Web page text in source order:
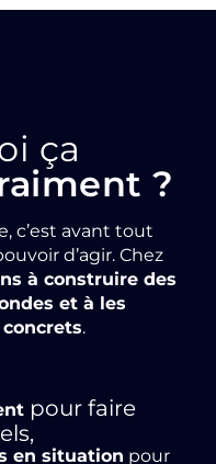
ça
?
c’est avant tout
d’agir. Chez
à construire des
et à les
.
pour faire
en situation pour